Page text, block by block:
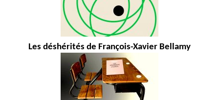
Les déshérités de François-Xavier Bellamy